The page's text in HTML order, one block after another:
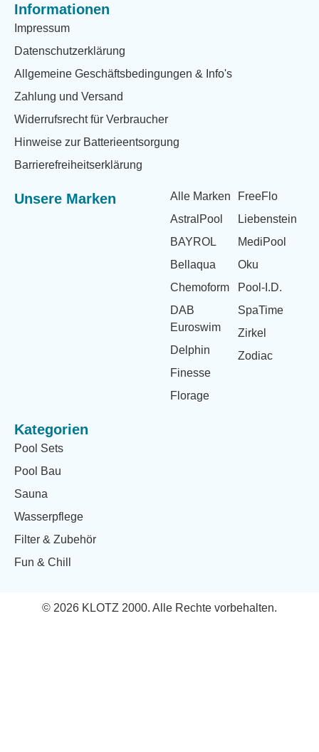
Informationen
Impressum
Datenschutzerklärung
Allgemeine Geschäftsbedingungen & Info's
Zahlung und Versand
Widerrufsrecht für Verbraucher
Hinweise zur Batterieentsorgung
Barrierefreiheitserklärung
Unsere Marken
Alle Marken
AstralPool
BAYROL
Bellaqua
Chemoform
DAB
Euroswim
Delphin
Finesse
Florage
FreeFlo
Liebenstein
MediPool
Oku
Pool-I.D.
SpaTime
Zirkel
Zodiac
Kategorien
Pool Sets
Pool Bau
Sauna
Wasserpflege
Filter & Zubehör
Fun & Chill
© 2026 KLOTZ 2000. Alle Rechte vorbehalten.